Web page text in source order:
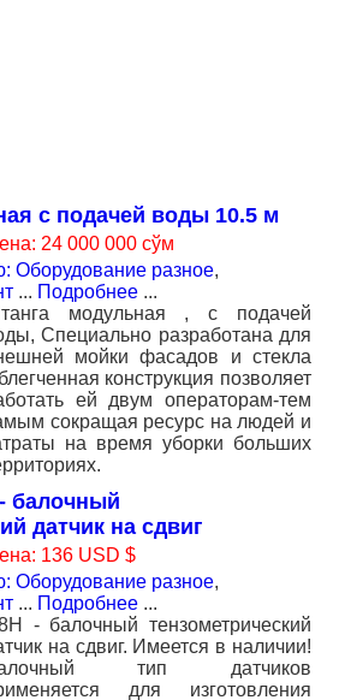
с подачей воды 10.5 м
24 000 000 сўм
Оборудование разное,
... Подробнее ...
модульная , с подачей
Специально разработана для
мойки фасадов и стекла
конструкция позволяет
ей двум операторам-тем
сокращая ресурс на людей и
на время уборки больших
балочный
датчик на сдвиг
136 USD $
Оборудование разное,
... Подробнее ...
- балочный тензометрический
на сдвиг. Имеется в наличии!
тип датчиков
для изготовления